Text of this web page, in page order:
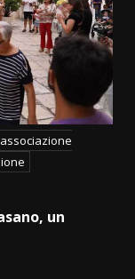
associazione
un